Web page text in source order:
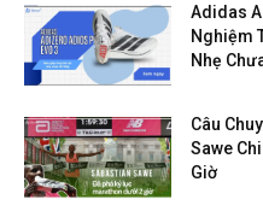
Adidas
Nghiệm
Nhẹ
Câu
Sawe
Giờ